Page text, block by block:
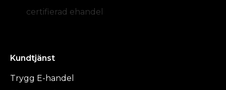
certifierad ehandel
Kundtjänst
Trygg E-handel